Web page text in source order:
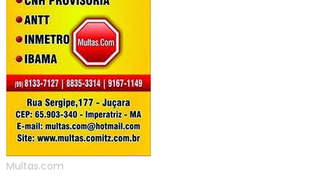
Multas.com